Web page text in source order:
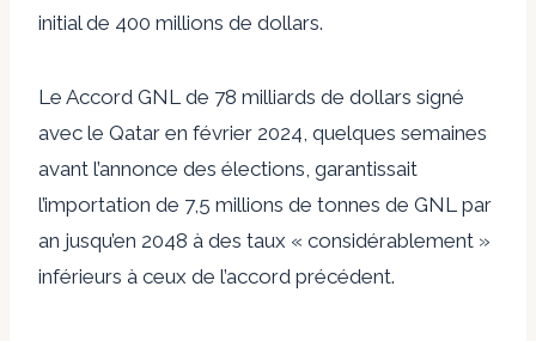
initial de 400 millions de dollars.
Le Accord GNL de 78 milliards de dollars signé
avec le Qatar en février 2024, quelques semaines
avant l’annonce des élections, garantissait
l’importation de 7,5 millions de tonnes de GNL par
an jusqu’en 2048 à des taux « considérablement »
inférieurs à ceux de l’accord précédent.